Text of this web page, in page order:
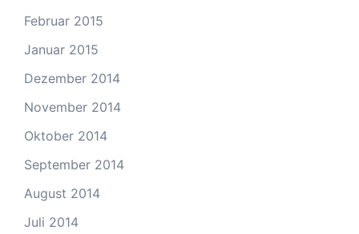
Februar 2015
Januar 2015
Dezember 2014
November 2014
Oktober 2014
September 2014
August 2014
Juli 2014